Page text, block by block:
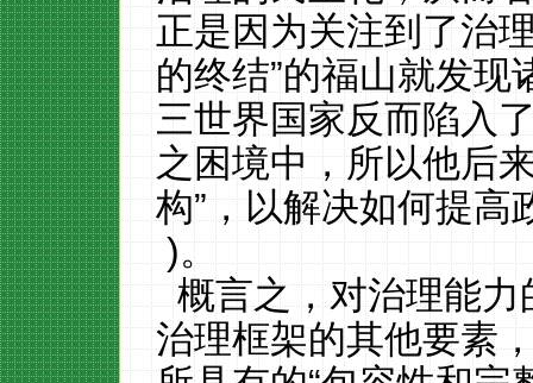
正是因为关注到了治
的终结”的福山就发现
三世界国家反而陷入
之困境中，所以他后
构”，以解决如何提
)。
概言之，对治理能力
治理框架的其他要素